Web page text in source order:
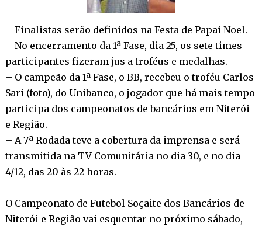
– Finalistas serão definidos na Festa de Papai Noel.
– No encerramento da 1ª Fase, dia 25, os sete times
participantes fizeram jus a troféus e medalhas.
– O campeão da 1ª Fase, o BB, recebeu o troféu Carlos
Sari (foto), do Unibanco, o jogador que há mais tempo
participa dos campeonatos de bancários em Niterói
e Região.
– A 7ª Rodada teve a cobertura da imprensa e será
transmitida na TV Comunitária no dia 30, e no dia
4/12, das 20 às 22 horas.
O Campeonato de Futebol Soçaite dos Bancários de
Niterói e Região vai esquentar no próximo sábado,